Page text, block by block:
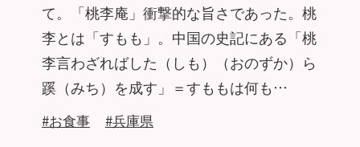
て。「桃李庵」衝撃的な旨さであった。桃
李とは「すもも」。中国の史記にある「桃
李言わざればした（しも）（おのずか）ら
蹊（みち）を成す」＝すももは何も…
#お食事 #兵庫県